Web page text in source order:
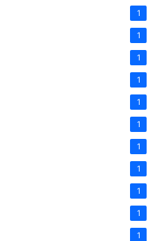
1
1
1
1
1
1
1
1
1
1
1